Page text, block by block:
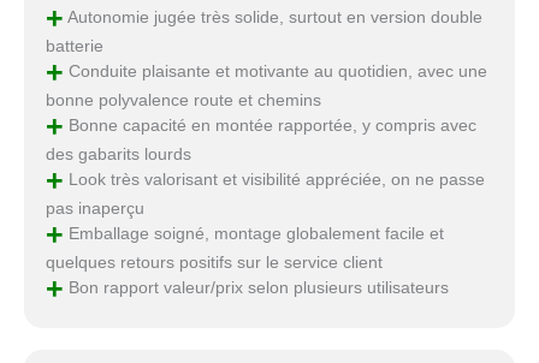
+ Autonomie jugée très solide, surtout en version double
batterie
+ Conduite plaisante et motivante au quotidien, avec une
bonne polyvalence route et chemins
+ Bonne capacité en montée rapportée, y compris avec
des gabarits lourds
+ Look très valorisant et visibilité appréciée, on ne passe
pas inaperçu
+ Emballage soigné, montage globalement facile et
quelques retours positifs sur le service client
+ Bon rapport valeur/prix selon plusieurs utilisateurs